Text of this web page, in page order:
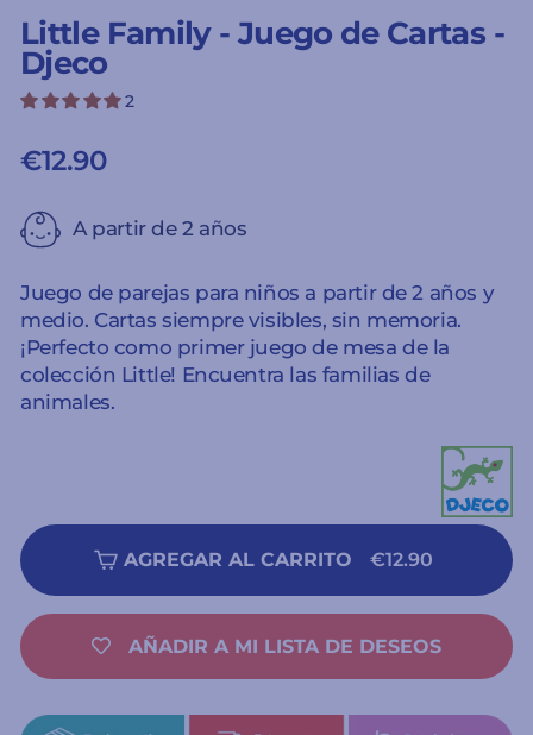
Little Family - Juego de Cartas -
Djeco
2
€12.90
A partir de 2 años
Juego de parejas para niños a partir de 2 años y
medio. Cartas siempre visibles, sin memoria.
¡Perfecto como primer juego de mesa de la
colección Little! Encuentra las familias de
animales.
AGREGAR AL CARRITO €12.90
AÑADIR A MI LISTA DE DESEOS